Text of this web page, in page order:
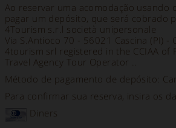
Ao reservar uma acomodação usando
pagar um depósito, que será cobrado
4Tourism s.r.l società unipersonale
Via S.Antioco 70 - 56021 Cascina (PI)
4tourism srl registered in the CCIAA
Travel Agency Tour Operator ..
Método de pagamento de depósito:
Para confirmar sua reserva, insira os
Diners